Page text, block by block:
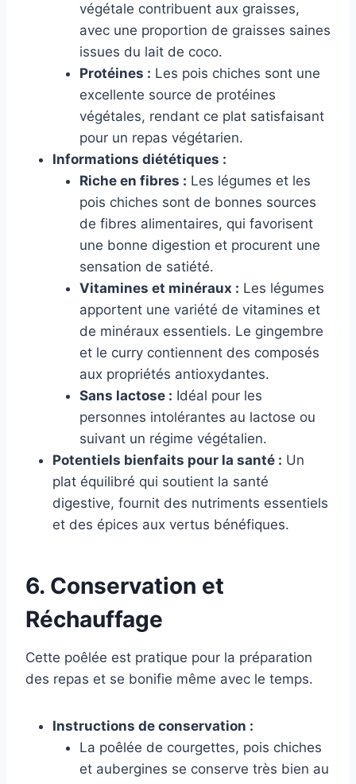
végétale contribuent aux graisses,
avec une proportion de graisses saines
issues du lait de coco.
Protéines : Les pois chiches sont une
excellente source de protéines
végétales, rendant ce plat satisfaisant
pour un repas végétarien.
Informations diététiques :
Riche en fibres : Les légumes et les
pois chiches sont de bonnes sources
de fibres alimentaires, qui favorisent
une bonne digestion et procurent une
sensation de satiété.
Vitamines et minéraux : Les légumes
apportent une variété de vitamines et
de minéraux essentiels. Le gingembre
et le curry contiennent des composés
aux propriétés antioxydantes.
Sans lactose : Idéal pour les
personnes intolérantes au lactose ou
suivant un régime végétalien.
Potentiels bienfaits pour la santé : Un
plat équilibré qui soutient la santé
digestive, fournit des nutriments essentiels
et des épices aux vertus bénéfiques.
6. Conservation et
Réchauffage
Cette poêlée est pratique pour la préparation
des repas et se bonifie même avec le temps.
Instructions de conservation :
La poêlée de courgettes, pois chiches
et aubergines se conserve très bien au